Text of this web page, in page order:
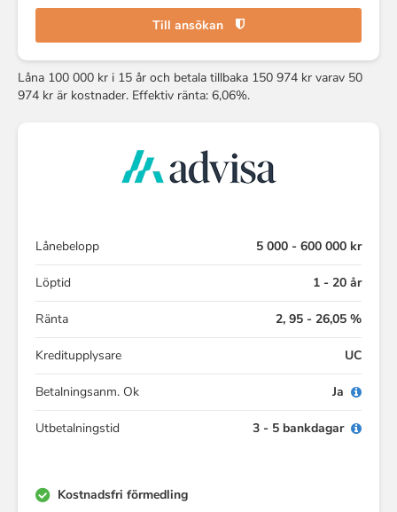
Till ansökan
Låna 100 000 kr i 15 år och betala tillbaka 150 974 kr varav 50
974 kr är kostnader. Effektiv ränta: 6,06%.
Lånebelopp 5 000 - 600 000 kr
Löptid 1 - 20 år
Ränta 2, 95 - 26,05 %
Kreditupplysare UC
Betalningsanm. Ok Ja
Utbetalningstid 3 - 5 bankdagar
Kostnadsfri förmedling